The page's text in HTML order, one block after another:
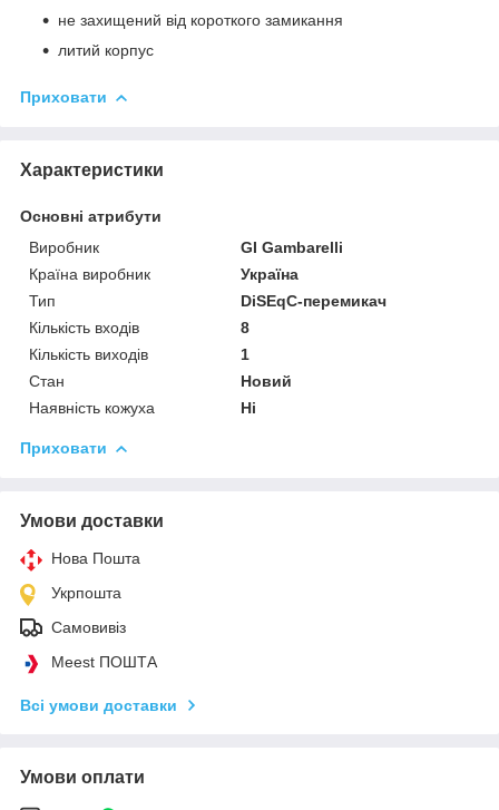
не захищений від короткого замикання
литий корпус
Приховати
Характеристики
Основні атрибути
Виробник
GI Gambarelli
Країна виробник
Україна
Тип
DiSEqC-перемикач
Кількість входів
8
Кількість виходів
1
Стан
Новий
Наявність кожуха
Ні
Приховати
Умови доставки
Нова Пошта
Укрпошта
Самовивіз
Meest ПОШТА
Всі умови доставки
Умови оплати